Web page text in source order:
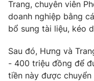
Trang, chuyên viên
doanh nghiệp bằng
bổ sung tài liệu, kéo
Sau đó, Hưng và
- 400 triệu đồng để
tiền này được